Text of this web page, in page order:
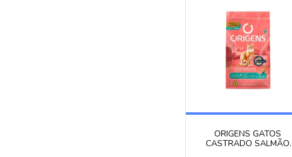
ORIGENS GATOS
CASTRADO SALMÃO